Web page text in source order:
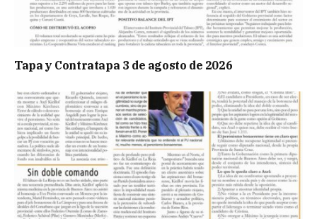
Tapa y Contratapa 3 de agosto de 2026